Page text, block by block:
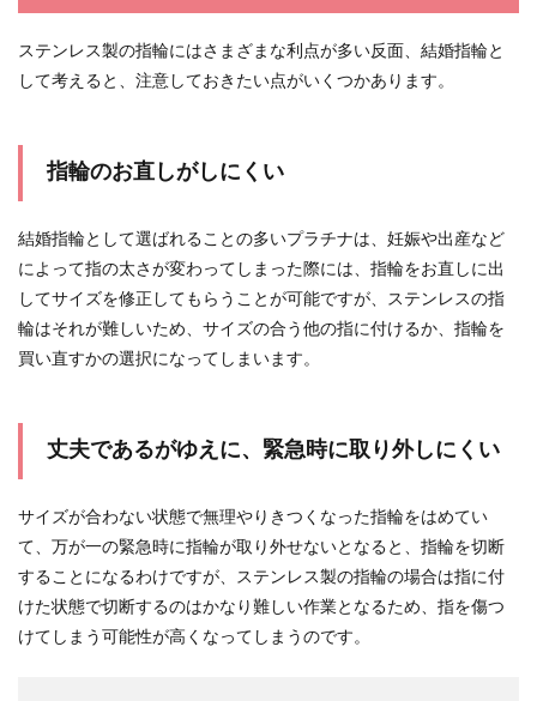
ステンレス製の指輪にはさまざまな利点が多い反面、結婚指輪と
して考えると、注意しておきたい点がいくつかあります。
指輪のお直しがしにくい
結婚指輪として選ばれることの多いプラチナは、妊娠や出産など
によって指の太さが変わってしまった際には、指輪をお直しに出
してサイズを修正してもらうことが可能ですが、ステンレスの指
輪はそれが難しいため、サイズの合う他の指に付けるか、指輪を
買い直すかの選択になってしまいます。
丈夫であるがゆえに、緊急時に取り外しにくい
サイズが合わない状態で無理やりきつくなった指輪をはめてい
て、万が一の緊急時に指輪が取り外せないとなると、指輪を切断
することになるわけですが、ステンレス製の指輪の場合は指に付
けた状態で切断するのはかなり難しい作業となるため、指を傷つ
けてしまう可能性が高くなってしまうのです。